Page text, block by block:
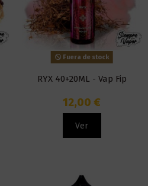
Fuera de stock
RYX 40+20ML - Vap Fip
12,00 €
Ver